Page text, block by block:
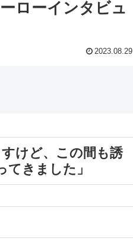
ローインタビュ
2023.08.29
けど、この間も誘
きました」